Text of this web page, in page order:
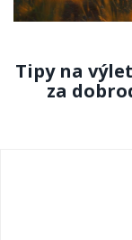
Tipy na
za